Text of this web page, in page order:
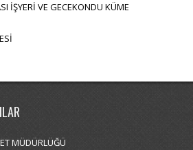
İŞYERİ VE GECEKONDU KÜME
MÜDÜRLÜĞÜ